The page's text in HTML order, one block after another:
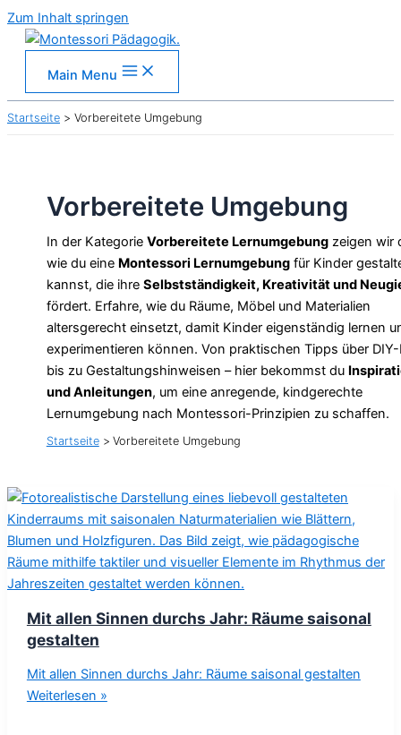
Zum Inhalt springen
Main Menu
Startseite Vorbereitete Umgebung
Vorbereitete Umgebung
In der Kategorie Vorbereitete Lernumgebungzeigen wir
wie du eine Montessori Lernumgebungfür Kinder
kannst, die ihre Selbstständigkeit, Kreativität und
fördert. Erfahre, wie du Räume, Möbel und Materialien
altersgerecht einsetzt, damit Kinder eigenständig lernen
experimentieren können. Von praktischen Tipps über
bis zu Gestaltungshinweisen – hier bekommst du
und Anleitungen, um eine anregende, kindgerechte
Lernumgebung nach Montessori-Prinzipien zu schaffen.
Startseite Vorbereitete Umgebung
Mit allen Sinnen durchs Jahr: Räume saisonal
gestalten
Mit allen Sinnen durchs Jahr: Räume saisonal gestalten
Weiterlesen »